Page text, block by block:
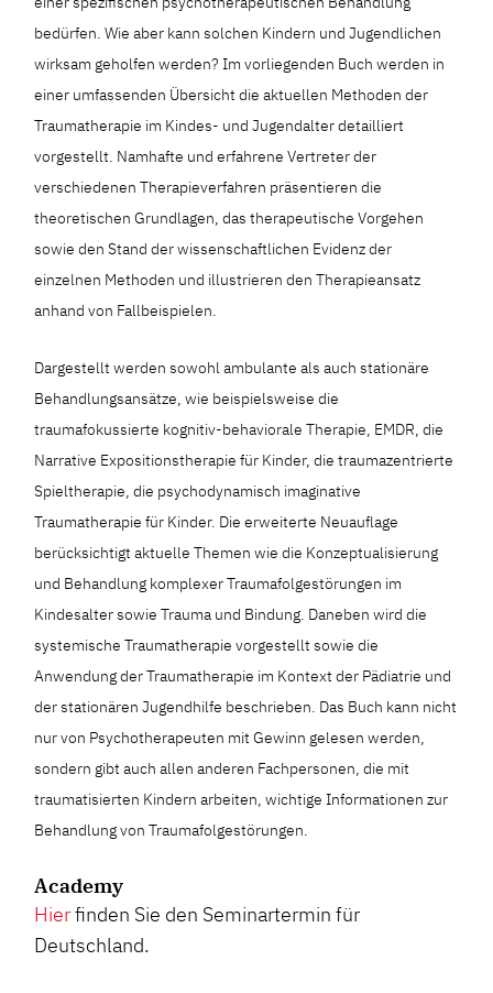
bedürfen. Wie aber kann solchen Kindern und Jugendlichen
wirksam geholfen werden? Im vorliegenden Buch werden in
einer umfassenden Übersicht die aktuellen Methoden der
Traumatherapie im Kindes- und Jugendalter detailliert
vorgestellt. Namhafte und erfahrene Vertreter der
verschiedenen Therapieverfahren präsentieren die
theoretischen Grundlagen, das therapeutische Vorgehen
sowie den Stand der wissenschaftlichen Evidenz der
einzelnen Methoden und illustrieren den Therapieansatz
anhand von Fallbeispielen.
Dargestellt werden sowohl ambulante als auch stationäre
Behandlungsansätze, wie beispielsweise die
traumafokussierte kognitiv-behaviorale Therapie, EMDR, die
Narrative Expositionstherapie für Kinder, die traumazentrierte
Spieltherapie, die psychodynamisch imaginative
Traumatherapie für Kinder. Die erweiterte Neuauflage
berücksichtigt aktuelle Themen wie die Konzeptualisierung
und Behandlung komplexer Traumafolgestörungen im
Kindesalter sowie Trauma und Bindung. Daneben wird die
systemische Traumatherapie vorgestellt sowie die
Anwendung der Traumatherapie im Kontext der Pädiatrie und
der stationären Jugendhilfe beschrieben. Das Buch kann nicht
nur von Psychotherapeuten mit Gewinn gelesen werden,
sondern gibt auch allen anderen Fachpersonen, die mit
traumatisierten Kindern arbeiten, wichtige Informationen zur
Behandlung von Traumafolgestörungen.
Academy
Hierfinden Sie den Seminartermin für
Deutschland.